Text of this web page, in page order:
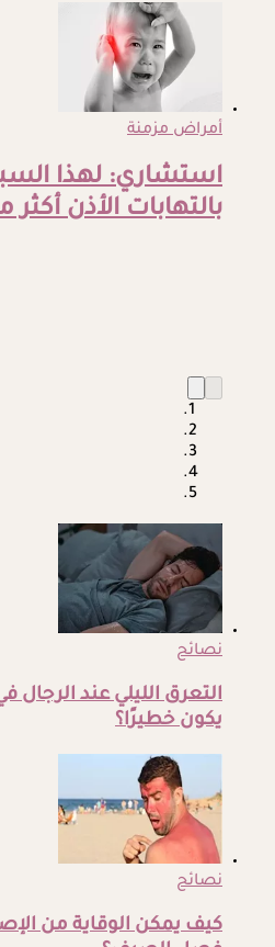
أمراض مزمنة
استشاري: لهذا
بالتهابات الأذن أكثر
نصائح
التعرق الليلي عند
يكون خطيرًا؟
نصائح
كيف يمكن الوقاية من